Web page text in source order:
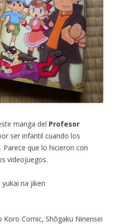
manga del Profesor
ser infantil cuando los
que lo hicieron con
videojuegos.
na jiken
Koro Comic, Shōgaku Ninensei